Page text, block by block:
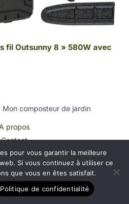
fil Outsunny 8 » 580W avec
composteur de jardin
propos
Contact
du site
légales
confidentialité
pour vous garantir la meilleure
Si vous continuez à utiliser ce
que vous en êtes satisfait.
Politique de confidentialité